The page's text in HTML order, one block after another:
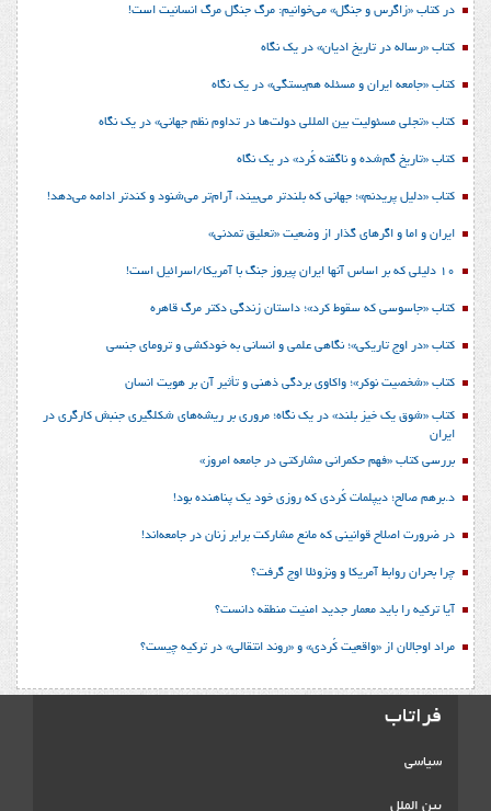
در کتاب «زاگرس و جنگل» می‌خوانیم: مرگ جنگل مرگ انسانیت است!
کتاب «رساله در تاریخ ادیان» در یک نگاه
کتاب «جامعه ایران و مسئله هم‌بستگی» در یک نگاه
کتاب «تجلی مسئولیت بین المللی دولت‌ها در تداوم نظم جهانی» در یک نگاه
کتاب «تاریخ گم‌شده و ناگفته کُرد» در یک نگاه
کتاب «دلیل پریدنم»؛ جهانی که بلندتر می‌بیند، آرام‌تر می‌شنود و کندتر ادامه می‌دهد!
ایران و اما و اگرهای گذار از وضعیت «تعلیق تمدنی»
10 دلیلی که بر اساس آنها ایران پیروز جنگ با آمریکا/اسرائیل است!
کتاب «جاسوسی که سقوط کرد»؛ داستان زندگی دکتر مرگ قاهره
کتاب «در اوج تاریکی»؛ نگاهی علمی و انسانی به خودکشی و ترومای جنسی
کتاب «شخصیت نوکر»؛ واکاوی بردگی ذهنی و تأثیر آن بر هویت انسان
کتاب «شوق یک خیز بلند» در یک نگاه؛ مروری بر ریشه‌های شکل‎گیری جنبش کارگری در
ایران
بررسی کتاب «فهم حکمرانی مشارکتی در جامعه امروز»
د.برهم صالح؛ دیپلمات کُردی که روزی خود یک پناهنده بود!
در ضرورت اصلاح قوانینی که مانع مشارکت برابر زنان در جامعه‌اند!
چرا بحران روابط آمریکا و ونزوئلا اوج گرفت؟
آیا ترکیه را باید معمار جدید امنیت منطقه دانست؟
مراد اوجالان از «واقعیت کُردی» و «روند انتقالی» در ترکیه چیست؟
فراتاب
سیاسی
بین الملل